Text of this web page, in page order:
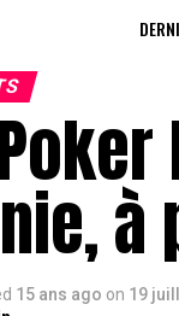
15 ans ago on 19